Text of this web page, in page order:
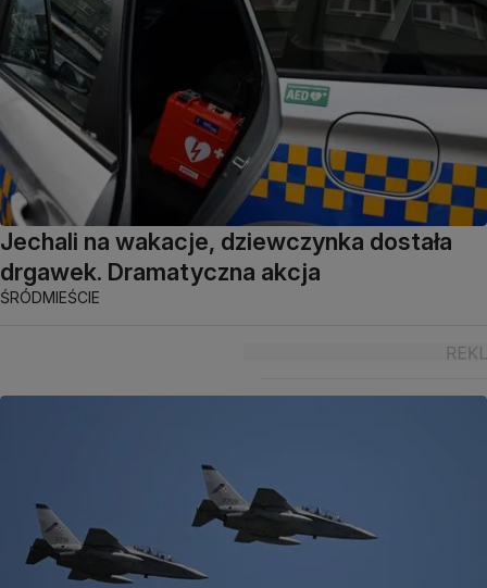
Jechali na wakacje, dziewczynka dostała
drgawek. Dramatyczna akcja
ŚRÓDMIEŚCIE